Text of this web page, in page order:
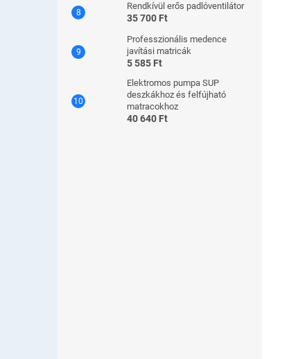
Rendkívül erős padlóventilátor
35 700 Ft
Professzionális medence
javítási matricák
5 585 Ft
Elektromos pumpa SUP
deszkákhoz és felfújható
matracokhoz
40 640 Ft